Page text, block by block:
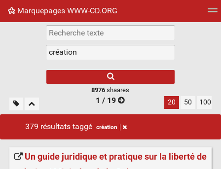
Marquepages WWW-CD.ORG
Nuage de tags Mur d'images
8976 shaares
1 / 19 20 50 100
379 résultats taggé création
Un guide juridique et pratique sur la liberté de